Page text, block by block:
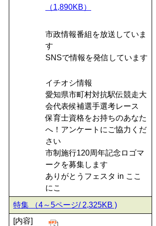
（1,890KB）
市政情報番組を放送していま
す
SNSで情報を発信しています
イチオシ情報
愛知県市町村対抗駅伝競走大
会代表候補選手選考レース
保育士資格をお持ちのあなた
へ！アンケートにご協力くだ
さい
市制施行120周年記念ロゴマ
ークを募集します
ありがとうフェスタ in ここ
にこ
特集 （4～5ページ/ 2,325KB )
[内容]